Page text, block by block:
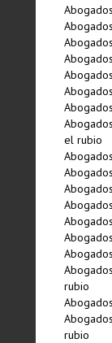
el rubio
rubio
rubio